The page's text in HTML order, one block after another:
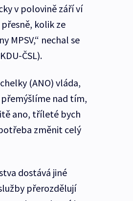
v polovině září ví
kolik ze
MPSV,“ nechal se
ČSL).
(ANO) vláda,
nad tím,
ano, tříleté bych
změnit celý
dostává jiné
přerozdělují